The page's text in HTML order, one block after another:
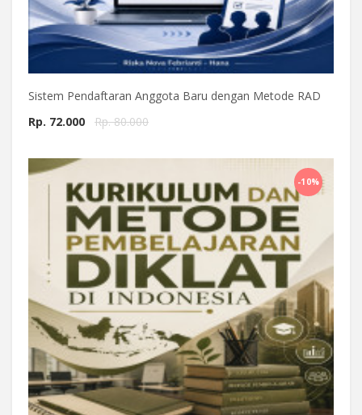
Sistem Pendaftaran Anggota Baru dengan Metode RAD
Rp. 72.000
Rp. 80.000
-10%